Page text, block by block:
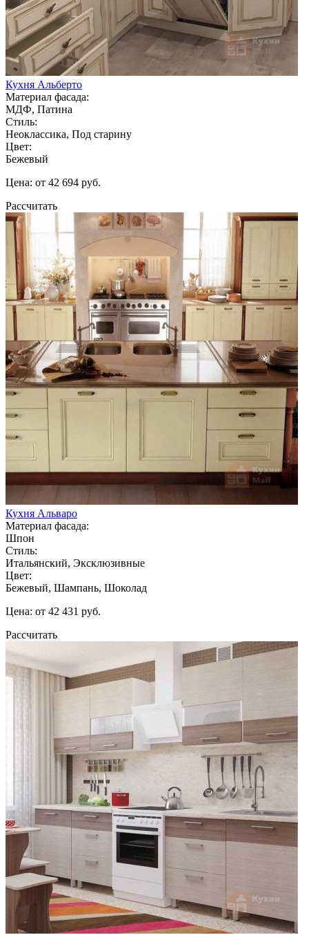
Кухня Альберто
Материал фасада:
МДФ, Патина
Стиль:
Неоклассика, Под старину
Цвет:
Бежевый
Цена: от 42 694 руб.
Рассчитать
Кухня Альваро
Материал фасада:
Шпон
Стиль:
Итальянский, Эксклюзивные
Цвет:
Бежевый, Шампань, Шоколад
Цена: от 42 431 руб.
Рассчитать